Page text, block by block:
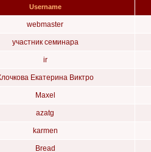
Username
webmaster
участник семинара
ir
Екатерина Виктро
Maxel
azatg
karmen
Bread